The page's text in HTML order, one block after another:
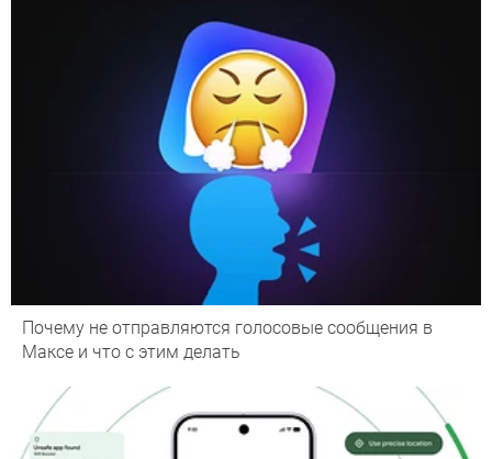
Почему не отправляются голосовые сообщения в
Максе и что с этим делать